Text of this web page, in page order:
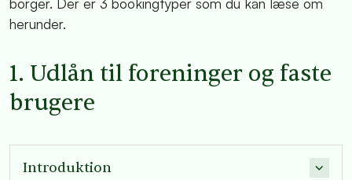
herunder.
1. Udlån til foreninger og faste
brugere
Introduktion